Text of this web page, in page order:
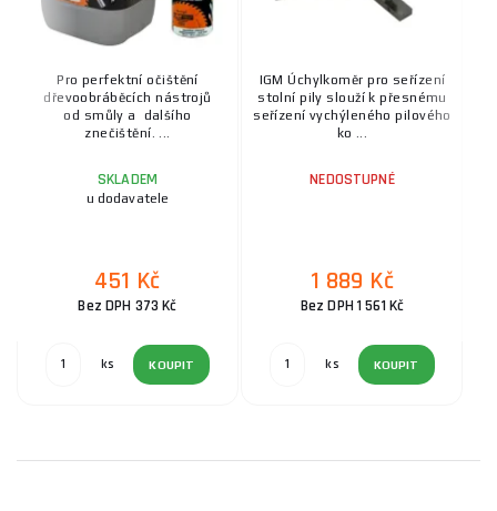
Pro perfektní očištění
dřevoobráběcích nástrojů
od smůly a dalšího
znečištění. ...
SKLADEM
u dodavatele
451 Kč
Bez DPH 373 Kč
ks KOUPIT
IGM Úchylkoměr pro seřízení
stolní pily slouží k přesnému
seřízení vychýleného pilového
ko ...
NEDOSTUPNÉ
1 889 Kč
Bez DPH 1 561 Kč
ks KOUPIT